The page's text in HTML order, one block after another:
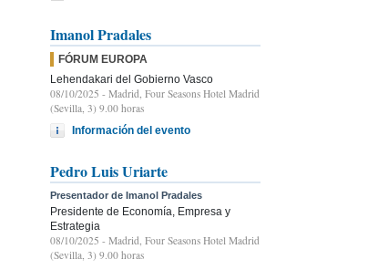
Imanol Pradales
FÓRUM EUROPA
Lehendakari del Gobierno Vasco
08/10/2025 - Madrid, Four Seasons Hotel Madrid
(Sevilla, 3) 9.00 horas
Información del evento
Pedro Luis Uriarte
Presentador de Imanol Pradales
Presidente de Economía, Empresa y
Estrategia
08/10/2025 - Madrid, Four Seasons Hotel Madrid
(Sevilla, 3) 9.00 horas